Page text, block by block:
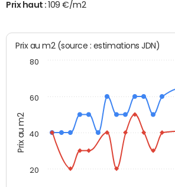
Prix haut : 109 €/m2
Prix au m2
Prix au m2 (source : estimations JDN)
20
40
60
80